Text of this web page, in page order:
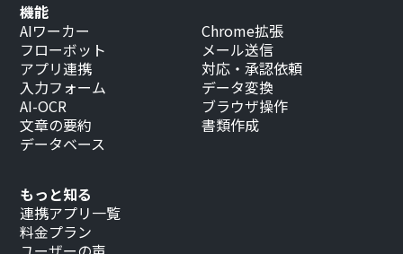
もっと知る
連携アプリ一覧
料金プラン
機能
AIワーカー
フローボット
アプリ連携
入力フォーム
AI-OCR
文章の要約
データベース
Chrome拡張
メール送信
対応・承認依頼
データ変換
ブラウザ操作
書類作成